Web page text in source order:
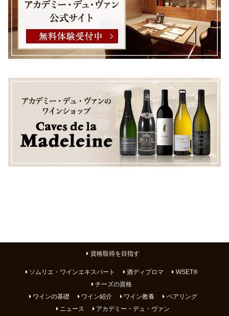
資格取得を目指す
ソムリエ・ワインエキスパート 酒ディプロマ
WSET®
チーズの資格
ワインの基礎
ワイン紹介 ワイン教養
ペアリング
ニュース
アカデミー・デュ・ヴァン